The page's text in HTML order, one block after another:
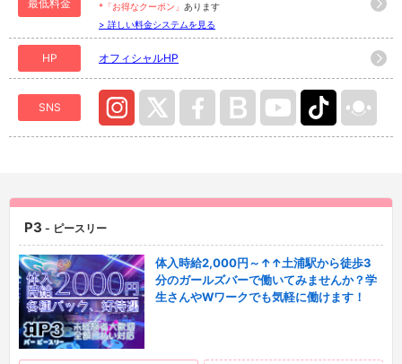
最低料金 *「お得なクーポン」 あります
> 詳しい料金システムを見る
HP オフィシャルHP
SNS
P3 - ピースリー
体入時給2,000円～↑↑土浦駅から徒歩3
分のガールズバーで働いてみませんか？学
生さんやWワークでも気軽に働けます！